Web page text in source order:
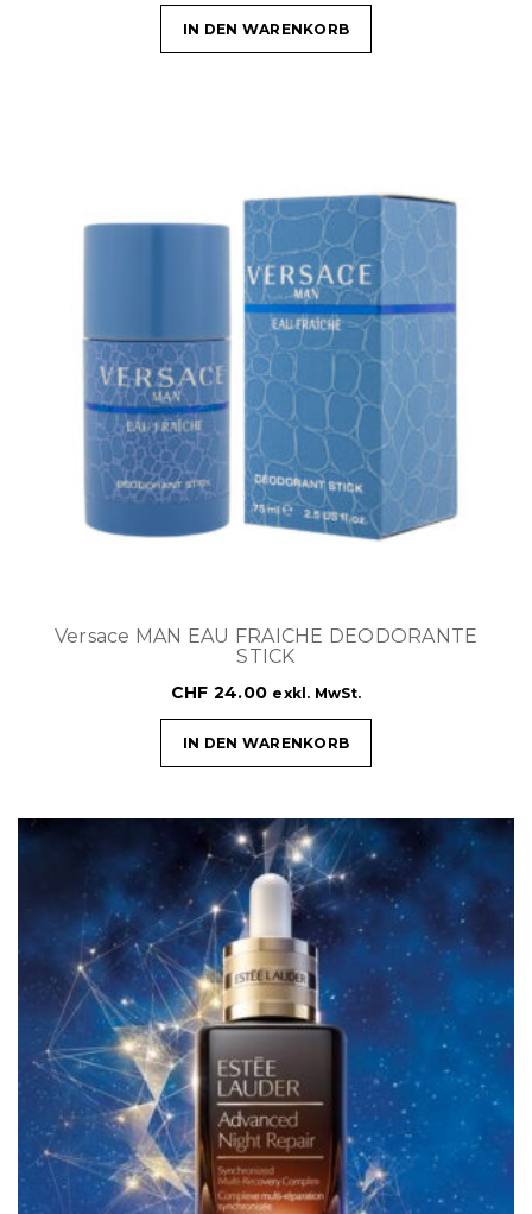
IN DEN WARENKORB
Versace MAN EAU FRAICHE DEODORANTE
STICK
CHF 24.00 exkl. MwSt.
IN DEN WARENKORB